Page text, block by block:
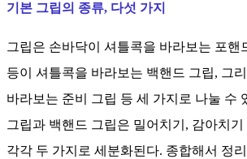
기본 그립의 종류, 다섯 가지
그립은 손바닥이 셔틀콕을 바라보는 포핸
등이 셔틀콕을 바라보는 백핸드 그립, 그
바라보는 준비 그립 등 세 가지로 나눌 수
그립과 백핸드 그립은 밀어치기, 감아치기
각각 두 가지로 세분화된다. 종합해서 정